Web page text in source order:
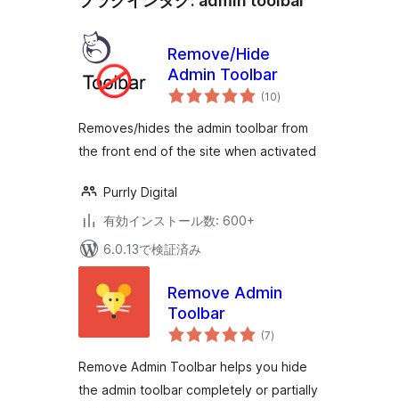
Remove/Hide
Admin Toolbar
(10個
の
価
)
Removes/hides the admin toolbar from
the front end of the site when activated
Purrly Digital
有効インストール数: 600+
6.0.13で検証済み
Remove Admin
Toolbar
(7個
の
価
)
Remove Admin Toolbar helps you hide
the admin toolbar completely or partially